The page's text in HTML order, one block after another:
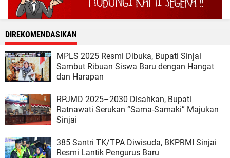
DIREKOMENDASIKAN
MPLS 2025 Resmi Dibuka, Bupati Sinjai
Sambut Ribuan Siswa Baru dengan Hangat
dan Harapan
RPJMD 2025–2030 Disahkan, Bupati
Ratnawati Serukan “Sama-Samaki” Majukan
Sinjai
385 Santri TK/TPA Diwisuda, BKPRMI Sinjai
Resmi Lantik Pengurus Baru